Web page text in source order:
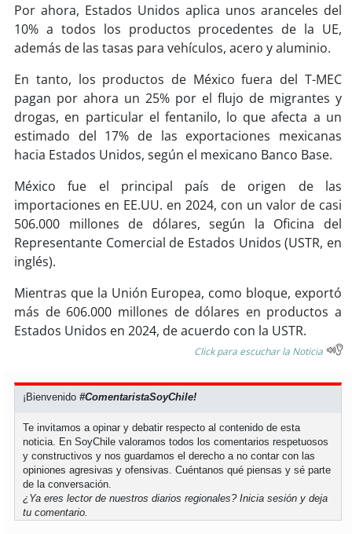
Por ahora, Estados Unidos aplica unos aranceles del
10% a todos los productos procedentes de la UE,
además de las tasas para vehículos, acero y aluminio.
En tanto, los productos de México fuera del T-MEC
pagan por ahora un 25% por el flujo de migrantes y
drogas, en particular el fentanilo, lo que afecta a un
estimado del 17% de las exportaciones mexicanas
hacia Estados Unidos, según el mexicano Banco Base.
México fue el principal país de origen de las
importaciones en EE.UU. en 2024, con un valor de casi
506.000 millones de dólares, según la Oficina del
Representante Comercial de Estados Unidos (USTR, en
inglés).
Mientras que la Unión Europea, como bloque, exportó
más de 606.000 millones de dólares en productos a
Estados Unidos en 2024, de acuerdo con la USTR.
Click para escuchar la Noticia
¡Bienvenido#ComentaristaSoyChile!
Te invitamos a opinar y debatir respecto al contenido de esta
noticia. En SoyChile valoramos todos los comentarios respetuosos
y constructivos y nos guardamos el derecho a no contar con las
opiniones agresivas y ofensivas. Cuéntanos qué piensas y sé parte
de la conversación.
¿Ya eres lector de nuestros diarios regionales?Inicia sesión y deja
tu comentario.